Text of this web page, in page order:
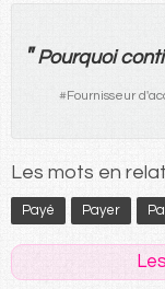
" Pourquoi
#Fournisseur
Les mots en
Payé Payer